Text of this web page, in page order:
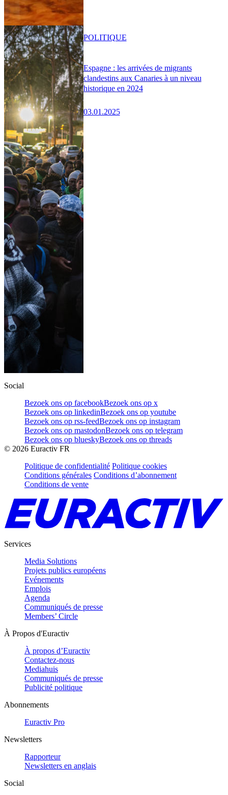
Espagne : les arrivées de migrants
clandestins aux Canaries à un niveau
historique en 2024
03.01.2025
POLITIQUE
Social
Bezoek ons op facebookBezoek ons op x
Bezoek ons op linkedinBezoek ons op youtube
Bezoek ons op rss-feedBezoek ons op instagram
Bezoek ons op mastodonBezoek ons op telegram
Bezoek ons op blueskyBezoek ons op threads
© 2026 Euractiv FR
Politique de confidentialité Politique cookies
Conditions générales Conditions d’abonnement
Conditions de vente
Services
Media Solutions
Projets publics européens
Evénements
Emplois
Agenda
Communiqués de presse
Members’ Circle
À Propos d'Euractiv
À propos d’Euractiv
Contactez-nous
Mediahuis
Communiqués de presse
Publicité politique
Abonnements
Euractiv Pro
Newsletters
Rapporteur
Newsletters en anglais
Social